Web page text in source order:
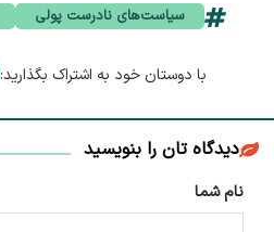
سیاست‌های نادرست پولی
با دوستان خود به اشتراک بگذارید:
دیدگاه تان را بنویسید
نام شما